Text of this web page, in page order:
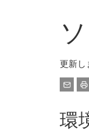
更新し
環